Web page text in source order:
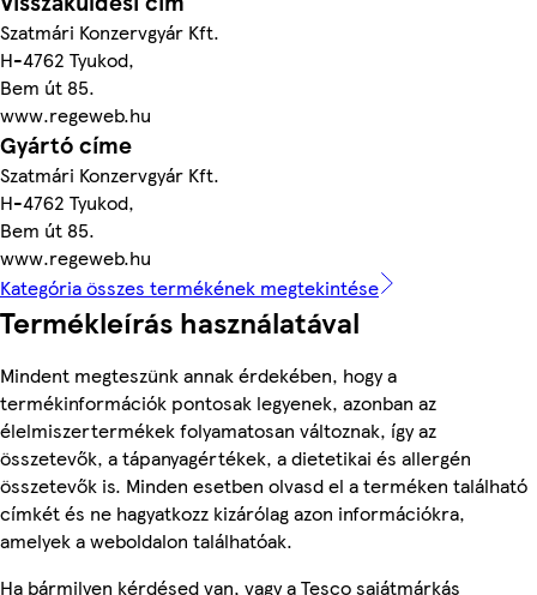
Szatmári Konzervgyár Kft.
H-4762 Tyukod,
Bem út 85.
www.regeweb.hu
Gyártó címe
Szatmári Konzervgyár Kft.
H-4762 Tyukod,
Bem út 85.
www.regeweb.hu
Kategória összes termékének megtekintése
Termékleírás használatával
Mindent megteszünk annak érdekében, hogy a
termékinformációk pontosak legyenek, azonban az
élelmiszertermékek folyamatosan változnak, így az
összetevők, a tápanyagértékek, a dietetikai és allergén
összetevők is. Minden esetben olvasd el a terméken található
címkét és ne hagyatkozz kizárólag azon információkra,
amelyek a weboldalon találhatóak.
Ha bármilyen kérdésed van, vagy a Tesco sajátmárkás